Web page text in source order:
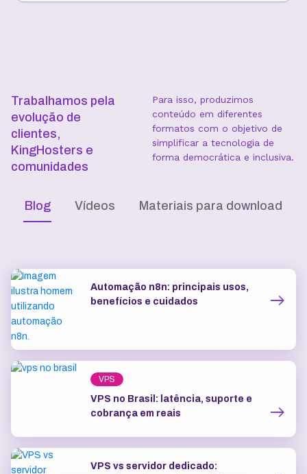
Trabalhamos pela
evolução de
clientes,
KingHosters e
comunidades
Para isso, produzimos
conteúdo em diferentes
formatos com o objetivo de
simplificar a tecnologia de
forma democrática e inclusiva.
Blog Vídeos Materiais para download
Automação n8n: principais usos,
benefícios e cuidados
VPS
VPS no Brasil: latência, suporte e
cobrança em reais
VPS vs servidor dedicado: